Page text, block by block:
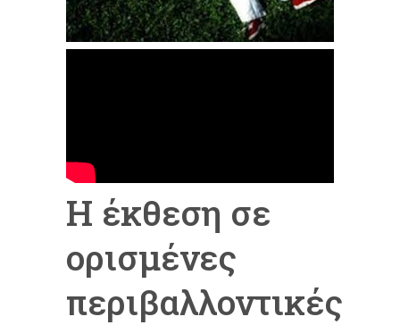
Η έκθεση σε
ορισμένες
περιβαλλοντικές